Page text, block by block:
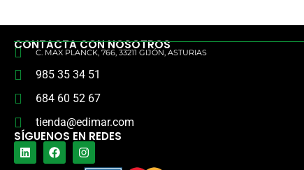
CONTACTA CON NOSOTROS
C. MAX PLANCK, 766, 33211 GIJÓN, ASTURIAS
985 35 34 51
684 60 52 67
tienda@edimar.com
SÍGUENOS EN REDES